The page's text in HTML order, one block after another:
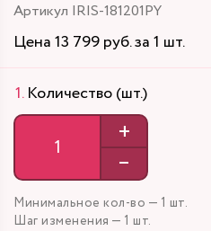
Артикул IRIS-181201PY
Цена 13 799 руб. за 1 шт.
Количество (шт.)
+
–
Минимальное кол-во — 1 шт.
Шаг изменения — 1 шт.